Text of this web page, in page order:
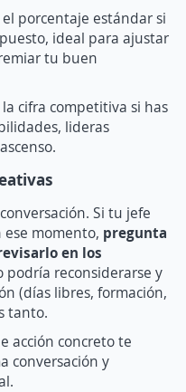
el porcentaje estándar si
ideal para ajustar
tu buen
la cifra competitiva si has
lideras
Si tu jefe
momento, pregunta
en los
podría reconsiderarse y
(días libres, formación,
tanto.
acción concreto te
conversación y